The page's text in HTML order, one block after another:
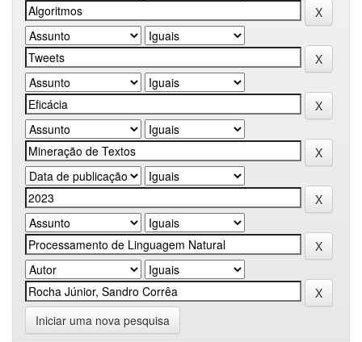
Iniciar uma nova pesquisa